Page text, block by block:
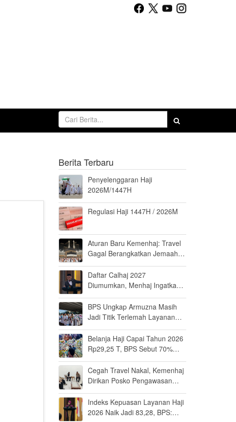
Berita Terbaru
Penyelenggaran Haji
2026M/1447H
Regulasi Haji 1447H / 2026M
Aturan Baru Kemenhaj: Travel
Gagal Berangkatkan Jemaah
Daftar Calhaj 2027
Diumumkan, Menhaj Ingatkan
BPS Ungkap Armuzna Masih
Jadi Titik Terlemah Layanan
Belanja Haji Capai Tahun 2026
Rp29,25 T, BPS Sebut 70%
Saudi
Cegah Travel Nakal, Kemenhaj
Dirikan Posko Pengawasan
Indeks Kepuasan Layanan Haji
2026 Naik Jadi 83,28, BPS: